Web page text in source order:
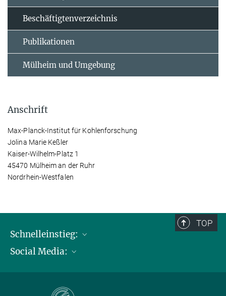
Beschäftigtenverzeichnis
Publikationen
Mülheim und Umgebung
Anschrift
Max-Planck-Institut für Kohlenforschung
Jolina Marie Keßler
Kaiser-Wilhelm-Platz 1
45470 Mülheim an der Ruhr
Nordrhein-Westfalen
TOP
Schnelleinstieg:
Publikationen
Kontakt und Anfahrtsbeschreibung
Social Media: